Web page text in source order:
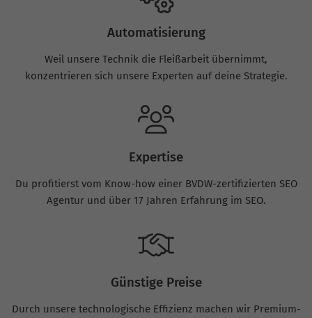
Automatisierung
Weil unsere Technik die Fleißarbeit übernimmt,
konzentrieren sich unsere Experten auf deine Strategie.
Expertise
Du profitierst vom Know-how einer BVDW-zertifizierten SEO
Agentur und über 17 Jahren Erfahrung im SEO.
Günstige Preise
Durch unsere technologische Effizienz machen wir Premium-